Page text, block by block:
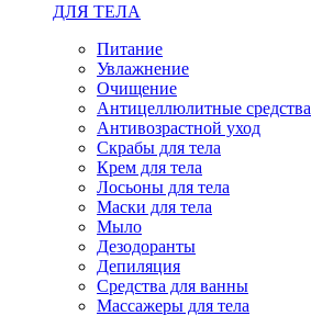
ДЛЯ ТЕЛА
Питание
Увлажнение
Очищение
Антицеллюлитные средства
Антивозрастной уход
Скрабы для тела
Крем для тела
Лосьоны для тела
Маски для тела
Мыло
Дезодоранты
Депиляция
Средства для ванны
Массажеры для тела